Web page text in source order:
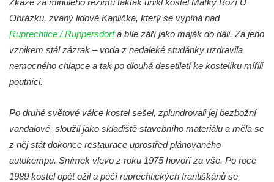
Krásné u Pěnčína
Kostel svatého Josefa v Krásné u Pěnčína
Kostel Panny Marie Pomocné s Ivanitskou
poustevnou v Teplicích nad Metují
Hřbitovní kaple/márnice na hřbitově v
Hrobová kaple Johanna Nitsche na
hřbitově na Vlčí Hoře
Zkáze za minulého režimu taktak unikl kostel Matky Boží U
Obrázku, zvaný lidově Kaplička, který se vypíná nad
Ruprechtice / Ruppersdorfa bíle září jako maják do dáli. Za jeho
vznikem stál zázrak – voda z nedaleké studánky uzdravila
nemocného chlapce a tak po dlouhá desetiletí ke kostelíku mířili
poutníci.
Po druhé světové válce kostel sešel, zplundrovali jej bezbožní
vandalové, sloužil jako skladiště stavebního materiálu a měla se
z něj stát dokonce restaurace uprostřed plánovaného
autokempu. Snímek vlevo z roku 1975 hovoří za vše. Po roce
1989 kostel opět ožil a péčí ruprechtických františkánů se